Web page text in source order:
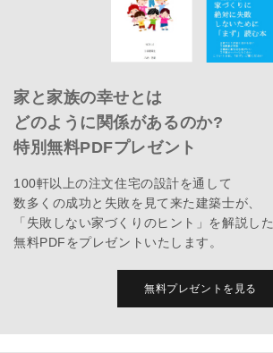
家と家族の幸せとは
どのように関係があるのか?
特別無料PDFプレゼント
100軒以上の注文住宅の設計を通して
数多くの成功と失敗を見て来た建築士が、
「失敗しない家づくりのヒント」を解説した
無料PDFをプレゼントいたします。
無料プレゼントを見る